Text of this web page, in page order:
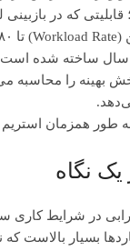
قابلیتی که در
سال ساخته شده
بهینه را محاسبه
نگاه
در شرایط کاری
بسیار بالاست که